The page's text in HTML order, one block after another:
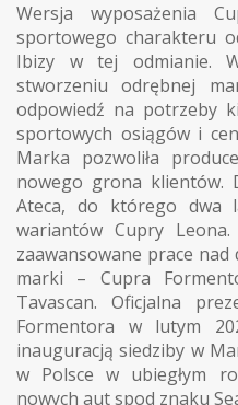
Wersja wyposażenia
sportowego charakteru
Ibizy w tej odmianie.
stworzeniu odrębnej
odpowiedź na potrzeby
sportowych osiągów i
Marka pozwoliła
nowego grona klientów.
Ateca, do którego dwa
wariantów Cupry Leona.
zaawansowane prace
marki – Cupra
Tavascan. Oficjalna
Formentora w lutym
inauguracją siedziby w
w Polsce w ubiegłym
nowych aut spod znaku